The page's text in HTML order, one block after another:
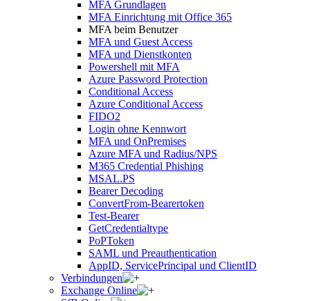
MFA Grundlagen
MFA Einrichtung mit Office 365
MFA beim Benutzer
MFA und Guest Access
MFA und Dienstkonten
Powershell mit MFA
Azure Password Protection
Conditional Access
Azure Conditional Access
FIDO2
Login ohne Kennwort
MFA und OnPremises
Azure MFA und Radius/NPS
M365 Credential Phishing
MSAL.PS
Bearer Decoding
ConvertFrom-Bearertoken
Test-Bearer
GetCredentialtype
PoPToken
SAML und Preauthentication
AppID, ServicePrincipal und ClientID
Verbindungen
Exchange Online